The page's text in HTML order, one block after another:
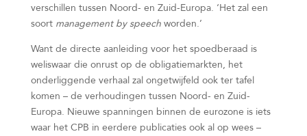
verschillen tussen Noord- en Zuid-Europa. ‘Het zal een
soort management by speechworden.’
Want de directe aanleiding voor het spoedberaad is
weliswaar die onrust op de obligatiemarkten, het
onderliggende verhaal zal ongetwijfeld ook ter tafel
komen – de verhoudingen tussen Noord- en Zuid-
Europa. Nieuwe spanningen binnen de eurozone is iets
waar het CPB in eerdere publicaties ook al op wees –